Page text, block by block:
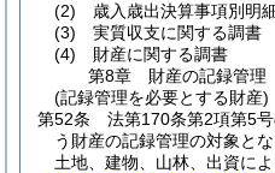
(2)
歳入歳出決算事項別明
(3)
実質収支に関する調書
(4)
財産に関する調書
第8章
財産の記録管理
(記録管理を必要とする財産)
第52条
法第170条第2項第5
う財産の記録管理の対象と
土地、建物、山林、出資に